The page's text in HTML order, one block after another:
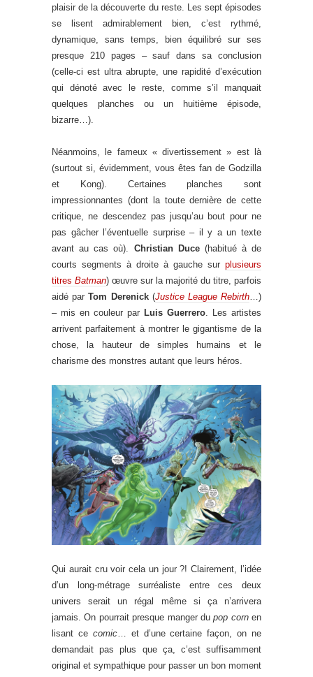
plaisir de la découverte du reste. Les sept épisodes
se lisent admirablement bien, c’est rythmé,
dynamique, sans temps, bien équilibré sur ses
presque 210 pages – sauf dans sa conclusion
(celle-ci est ultra abrupte, une rapidité d’exécution
qui dénoté avec le reste, comme s’il manquait
quelques planches ou un huitième épisode,
bizarre…).
Néanmoins, le fameux « divertissement » est là
(surtout si, évidemment, vous êtes fan de Godzilla
et Kong). Certaines planches sont
impressionnantes (dont la toute dernière de cette
critique, ne descendez pas jusqu’au bout pour ne
pas gâcher l’éventuelle surprise – il y a un texte
avant au cas où). Christian Duce(habitué à de
courts segments à droite à gauche sur plusieurs
titres Batman) œuvre sur la majorité du titre, parfois
aidé parTom Derenick (Justice League Rebirth …)
– mis en couleur par Luis Guerrero . Les artistes
arrivent parfaitement à montrer le gigantisme de la
chose, la hauteur de simples humains et le
charisme des monstres autant que leurs héros.
Qui aurait cru voir cela un jour ?! Clairement, l’idée
d’un long-métrage surréaliste entre ces deux
univers serait un régal même si ça n’arrivera
jamais. On pourrait presque manger dupop cornen
lisant ce comic… et d’une certaine façon, on ne
demandait pas plus que ça, c’est suffisamment
original et sympathique pour passer un bon moment